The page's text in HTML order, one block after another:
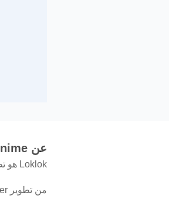
عن Loklok - Drama, Movie & Anime
Loklok هو تطبيق ترفيهي لمشاهدة الأفلام والمسلسلات والأنمي على هواتف أندرويد.